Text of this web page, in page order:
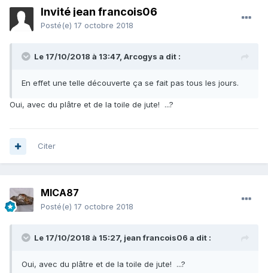
Invité jean francois06
Posté(e) 17 octobre 2018
Le 17/10/2018 à 13:47, Arcogys a dit :
En effet une telle découverte ça se fait pas tous les jours.
Oui, avec du plâtre et de la toile de jute! ...?
Citer
MICA87
Posté(e) 17 octobre 2018
Le 17/10/2018 à 15:27, jean francois06 a dit :
Oui, avec du plâtre et de la toile de jute! ...?